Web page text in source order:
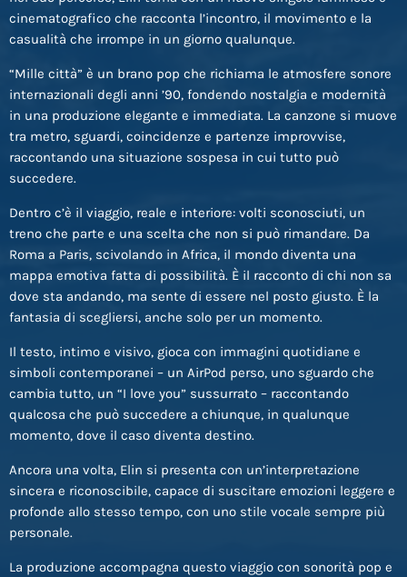
cinematografico che racconta l’incontro, il movimento e la
casualità che irrompe in un giorno qualunque.
“Mille città” è un brano pop che richiama le atmosfere sonore
internazionali degli anni ’90, fondendo nostalgia e modernità
in una produzione elegante e immediata. La canzone si muove
tra metro, sguardi, coincidenze e partenze improvvise,
raccontando una situazione sospesa in cui tutto può
succedere.
Dentro c’è il viaggio, reale e interiore: volti sconosciuti, un
treno che parte e una scelta che non si può rimandare. Da
Roma a Paris, scivolando in Africa, il mondo diventa una
mappa emotiva fatta di possibilità. È il racconto di chi non sa
dove sta andando, ma sente di essere nel posto giusto. È la
fantasia di scegliersi, anche solo per un momento.
Il testo, intimo e visivo, gioca con immagini quotidiane e
simboli contemporanei – un AirPod perso, uno sguardo che
cambia tutto, un “I love you” sussurrato – raccontando
qualcosa che può succedere a chiunque, in qualunque
momento, dove il caso diventa destino.
Ancora una volta, Elin si presenta con un’interpretazione
sincera e riconoscibile, capace di suscitare emozioni leggere e
profonde allo stesso tempo, con uno stile vocale sempre più
personale.
La produzione accompagna questo viaggio con sonorità pop e